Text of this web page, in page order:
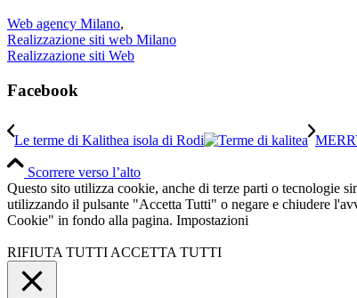
Web agency Milano,
Realizzazione siti web Milano
Realizzazione siti Web
Facebook
Le terme di Kalithea isola di Rodi
Scorrere verso l’alto
Questo sito utilizza cookie, anche di terze parti o tecnologie
utilizzando il pulsante "Accetta Tutti" o negare e chiudere
Cookie" in fondo alla pagina. Impostazioni
RIFIUTA TUTTI ACCETTA TUTTI